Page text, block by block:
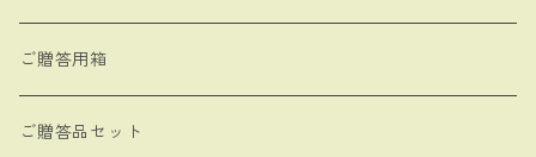
ご贈答用箱
ご贈答品セット